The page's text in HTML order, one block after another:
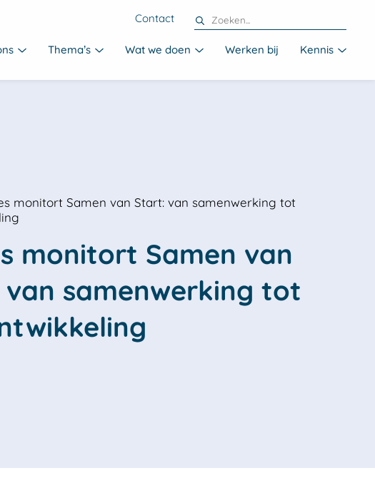
Contact
Thema’s Wat we doen Werken bij Kennis
monitort Samen van Start: van samenwerking tot
monitort Samen van
samenwerking tot